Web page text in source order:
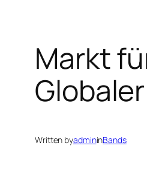
Markt
Written byadmininBands